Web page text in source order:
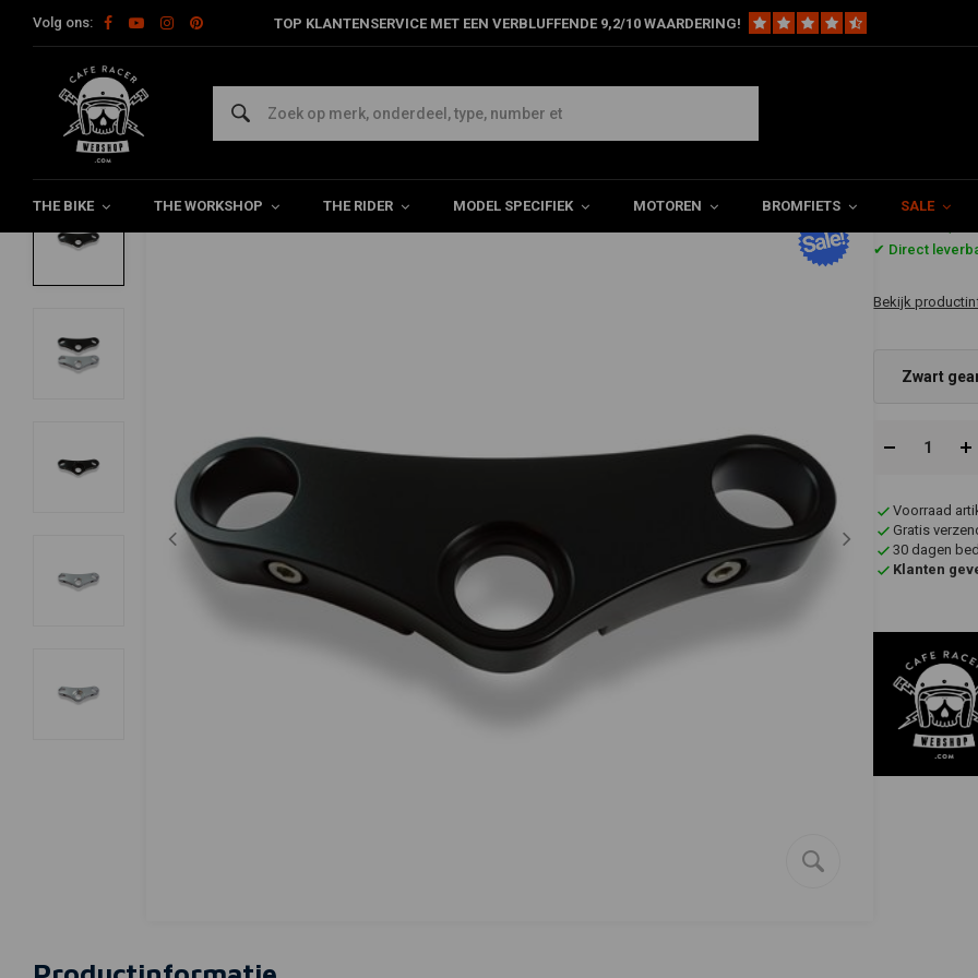
Volg ons: TOP KLANTENSERVICE MET EEN VERBLUFFENDE 9,2/10 WAARDERING!
THE BIKE THE WORKSHOP THE RIDER MODEL SPECIFIEK MOTOREN BROMFIETS SALE
Home Model Specifiek BMW BMW R-Series Specials BMW Triple Tree Clamp "Cafe Racer" Paralever 41mm
REBELMOTO
BMW Triple Tree Clamp "Cafe Racer" Paralever 41mm
✔ Direct
Bekijk
Zwart
Voorraad
Gratis
30 dagen
Klanten